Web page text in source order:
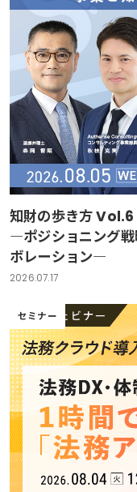
知財の歩き方 Vol.6
―ポジショニング戦
ボレーション―
2026.07.17
セミナー